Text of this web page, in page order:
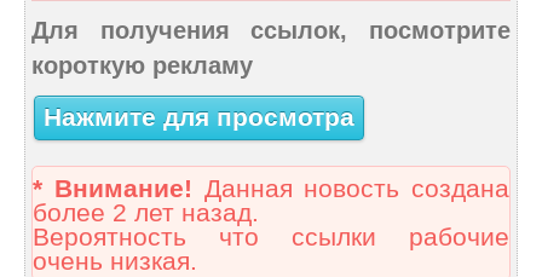
Для получения ссылок, посмотрите
короткую рекламу
Нажмите для просмотра
* Внимание! Данная новость создана
более 2 лет назад.
Вероятность что ссылки рабочие
очень низкая.